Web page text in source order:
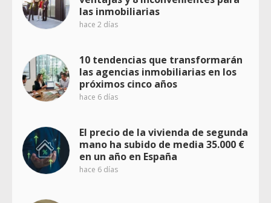
las inmobiliarias
hace 2 días
10 tendencias que transformarán
las agencias inmobiliarias en los
próximos cinco años
hace 6 días
El precio de la vivienda de segunda
mano ha subido de media 35.000 €
en un año en España
hace 6 días